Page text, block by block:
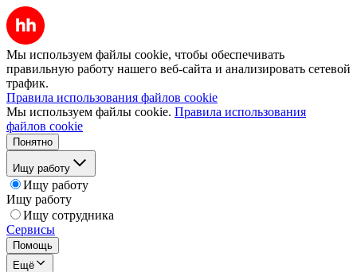
Мы используем файлы cookie, чтобы обеспечивать
правильную работу нашего веб-сайта и анализировать сетевой
трафик.
Правила использования файлов cookie
Мы используем файлы cookie. Правила использования
файлов cookie
Понятно
Ищу работу
Ищу работу
Ищу работу
Ищу сотрудника
Сервисы
Помощь
Ещё